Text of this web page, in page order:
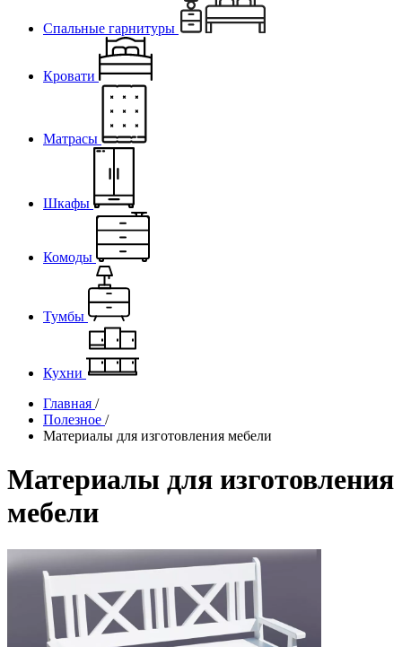
Спальные гарнитуры
Кровати
Матрасы
Шкафы
Комоды
Тумбы
Кухни
Главная /
Полезное /
Материалы для изготовления мебели
Материалы для изготовления
мебели